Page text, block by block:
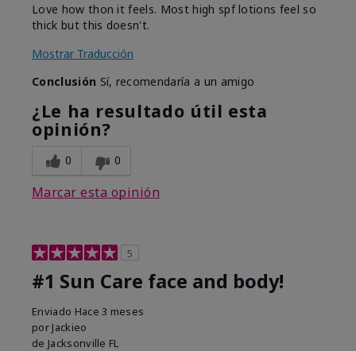
Love how thon it feels. Most high spf lotions feel so
thick but this doesn't.
Mostrar Traducción
Conclusión Sí, recomendaría a un amigo
¿Le ha resultado útil esta
opinión?
0 0
Marcar esta opinión
5
#1 Sun Care face and body!
Enviado Hace 3 meses
por Jackieo
de Jacksonville FL